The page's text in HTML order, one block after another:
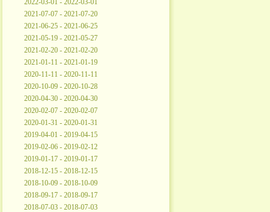
2022-03-01 - 2022-03-01
2021-07-07 - 2021-07-20
2021-06-25 - 2021-06-25
2021-05-19 - 2021-05-27
2021-02-20 - 2021-02-20
2021-01-11 - 2021-01-19
2020-11-11 - 2020-11-11
2020-10-09 - 2020-10-28
2020-04-30 - 2020-04-30
2020-02-07 - 2020-02-07
2020-01-31 - 2020-01-31
2019-04-01 - 2019-04-15
2019-02-06 - 2019-02-12
2019-01-17 - 2019-01-17
2018-12-15 - 2018-12-15
2018-10-09 - 2018-10-09
2018-09-17 - 2018-09-17
2018-07-03 - 2018-07-03